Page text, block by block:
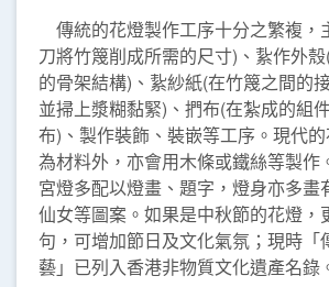
傳統的花燈製作工序十分之繁複，
刀將竹篾削成所需的尺寸)、紥作外
的骨架結構)、紥紗紙(在竹篾之間的
並掃上漿糊黏緊)、捫布(在紮成的組
布)、製作裝飾、裝嵌等工序。現代
為材料外，亦會用木條或鐵絲等製作
宮燈多配以燈畫、題字，燈身亦多畫
仙女等圖案。如果是中秋節的花燈，
句，可增加節日及文化氣氛；現時「
藝」已列入香港非物質文化遺產名錄